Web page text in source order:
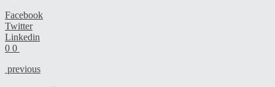
Facebook
Twitter
Linkedin
0 0
previous